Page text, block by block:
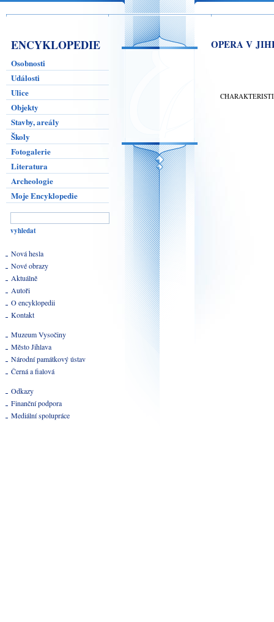
ENCYKLOPEDIE
Osobnosti
Události
Ulice
Objekty
Stavby, areály
Školy
Fotogalerie
Literatura
Archeologie
Moje Encyklopedie
Nová hesla
Nové obrazy
Aktuálně
Autoři
O encyklopedii
Kontakt
Muzeum Vysočiny
Město Jihlava
Národní památkový ústav
Černá a fialová
Odkazy
Finanční podpora
Mediální spolupráce
OPERA V